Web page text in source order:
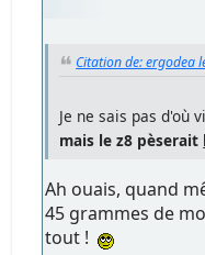
Citation de: ergodea
Je ne sais pas d'où
mais le z8 pèserait
Ah ouais, quand
45 grammes de
tout !